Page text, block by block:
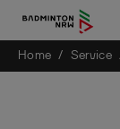
Skip to main
You are here:
Home Service